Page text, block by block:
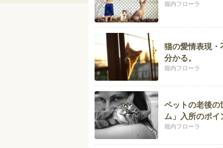
堀内フローラ
猫の愛情表現・
分かる。
堀内フローラ
ペットの老後の
ム」入所のポイ
堀内フローラ